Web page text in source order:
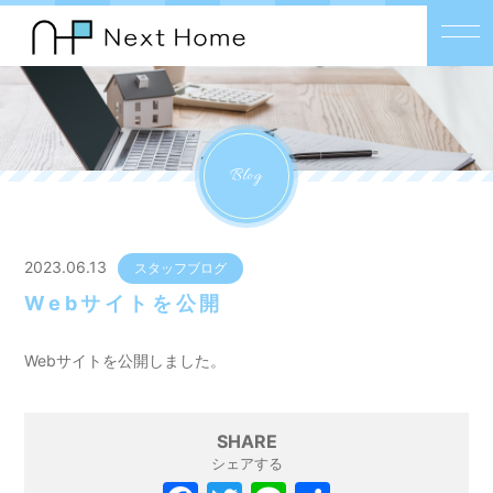
Blog
2023.06.13 スタッフブログ
Webサイトを公開
Webサイトを公開しました。
SHARE
シェアする